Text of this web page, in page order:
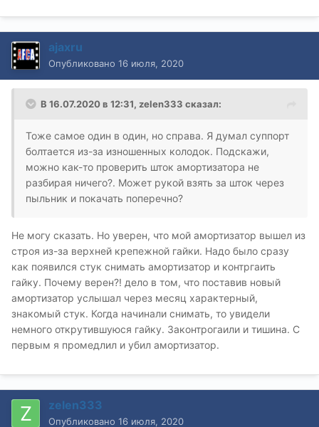
ajaxru
Опубликовано 16 июля, 2020
В 16.07.2020 в 12:31, zelen333 сказал:
Тоже самое один в один, но справа. Я думал суппорт
болтается из-за изношенных колодок. Подскажи,
можно как-то проверить шток амортизатора не
разбирая ничего?. Может рукой взять за шток через
пыльник и покачать поперечно?
Не могу сказать. Но уверен, что мой амортизатор вышел из
строя из-за верхней крепежной гайки. Надо было сразу
как появился стук снимать амортизатор и контргаить
гайку. Почему верен?! дело в том, что поставив новый
амортизатор услышал через месяц характерный,
знакомый стук. Когда начинали снимать, то увидели
немного открутившуюся гайку. Законтрогаили и тишина. С
первым я промедлил и убил амортизатор.
zelen333
Опубликовано 16 июля, 2020